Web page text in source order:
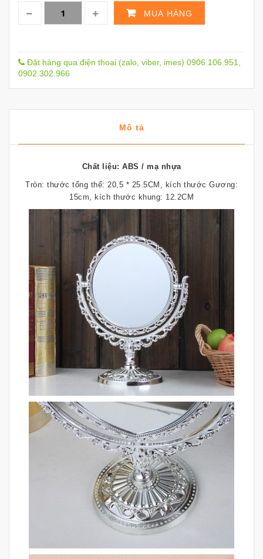
MUA HÀNG
Đặt hàng qua điện thoại (zalo, viber, imes) 0906.106.951,
0902.302.966
Mô tả
Chất liệu: ABS / mạ nhựa
Tròn: thước tổng thể: 20,5 * 25.5CM, kích thước Gương:
15cm, kích thước khung: 12.2CM